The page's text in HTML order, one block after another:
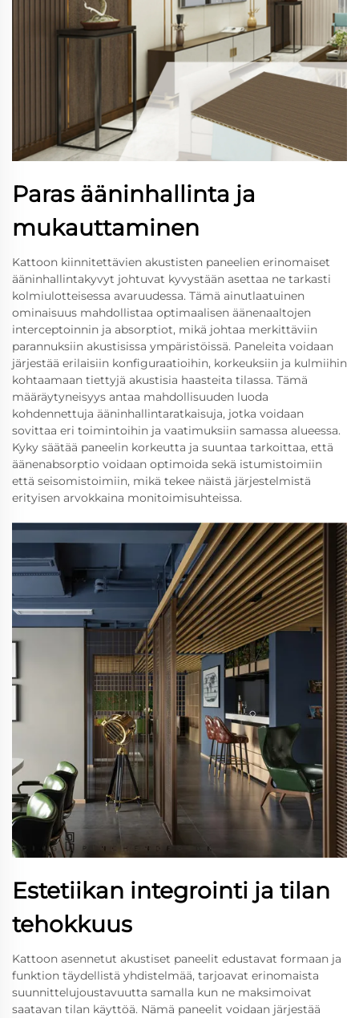
Paras ääninhallinta ja
mukauttaminen
Kattoon kiinnitettävien akustisten paneelien erinomaiset
ääninhallintakyvyt johtuvat kyvystään asettaa ne tarkasti
kolmiulotteisessa avaruudessa. Tämä ainutlaatuinen
ominaisuus mahdollistaa optimaalisen äänenaaltojen
interceptoinnin ja absorptiot, mikä johtaa merkittäviin
parannuksiin akustisissa ympäristöissä. Paneleita voidaan
järjestää erilaisiin konfiguraatioihin, korkeuksiin ja kulmiihin
kohtaamaan tiettyjä akustisia haasteita tilassa. Tämä
määräytyneisyys antaa mahdollisuuden luoda
kohdennettuja ääninhallintaratkaisuja, jotka voidaan
sovittaa eri toimintoihin ja vaatimuksiin samassa alueessa.
Kyky säätää paneelin korkeutta ja suuntaa tarkoittaa, että
äänenabsorptio voidaan optimoida sekä istumistoimiin
että seisomistoimiin, mikä tekee näistä järjestelmistä
erityisen arvokkaina monitoimisuhteissa.
Estetiikan integrointi ja tilan
tehokkuus
Kattoon asennetut akustiset paneelit edustavat formaan ja
funktion täydellistä yhdistelmää, tarjoavat erinomaista
suunnittelujoustavuutta samalla kun ne maksimoivat
saatavan tilan käyttöä. Nämä paneelit voidaan järjestää